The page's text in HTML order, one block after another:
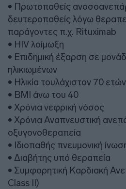
• Πρωτοπαθείς
δευτεροπαθείς λόγω
παράγοντες π.χ. Rituximab
• HIV λοίμωξη
• Επιδημική έξαρση σε
ηλικιωμένων
• Ηλικία τουλάχιστον 70 ετών
• BMI άνω του 40
• Χρόνια νεφρική νόσος
• Χρόνια Αναπνευστική
οξυγονοθεραπεία
• Ιδιοπαθής πνευμονική
• Διαβήτης υπό θεραπεία
• Συμφορητική Καρδιακή
Class II)